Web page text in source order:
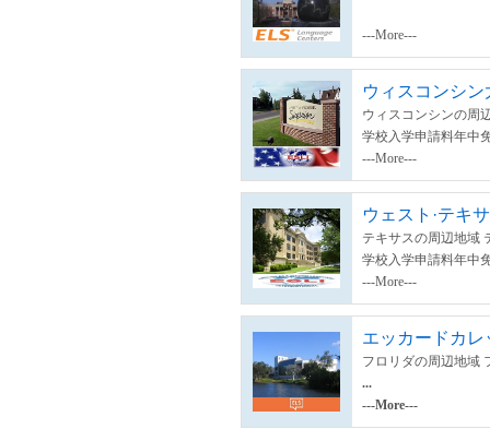
---More---
ウィスコンシ
ウィスコンシンの周
学校入学申請料年中
---More---
ウェスト·テキ
テキサスの周辺地域
学校入学申請料年中
---More---
エッカードカレ
フロリダの周辺地域
...
---More---